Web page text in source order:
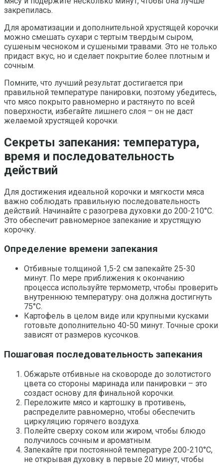
закрепилась.
Для ароматизации и дополнительной хрустящей корочки
можно смешать сухари с тертым твердым сыром,
сушеным чесноком и сушеными травами. Это не только
придаст вкус, но и сделает покрытие более плотным и
сочным.
Помните, что лучший результат достигается при
правильной температуре панировки, поэтому убедитесь,
что мясо покрыто равномерно и растянуто по всей
поверхности, избегайте лишнего слоя – он не даст
желаемой хрустящей корочки.
Секреты запекания: температура,
время и последовательность
действий
Для достижения идеальной корочки и мягкости мяса
важно соблюдать правильную последовательность
действий. Начинайте с разогрева духовки до 200-210°C.
Это обеспечит равномерное запекание и хрустящую
корочку.
Определение времени запекания
Отбивные толщиной 1,5-2 см запекайте 25-30
минут. По мере приближения к окончанию
процесса используйте термометр, чтобы проверить
внутреннюю температуру: она должна достигнуть
75°C.
Картофель в целом виде или крупными кусками
готовьте дополнительно 40-50 минут. Точные сроки
зависят от размеров кусочков.
Пошаговая последовательность запекания
Обжарьте отбивные на сковороде до золотистого
цвета со стороны маринада или панировки – это
создаст основу для финальной корочки.
Переложите мясо и картошку в противень,
распределите равномерно, чтобы обеспечить
циркуляцию горячего воздуха.
Полейте сверху соком или жиром, чтобы блюдо
получилось сочным и ароматным.
Запекайте при постоянной температуре 200-210°C,
не открывая духовку в первые 20 минут, чтобы